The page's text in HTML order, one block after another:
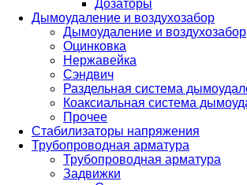
Дозаторы
Дымоудаление и воздухозабор
Дымоудаление и воздухозабор
Оцинковка
Нержавейка
Сэндвич
Раздельная система
Коаксиальная система
Прочее
Стабилизаторы напряжения
Трубопроводная арматура
Трубопроводная арматура
Задвижки